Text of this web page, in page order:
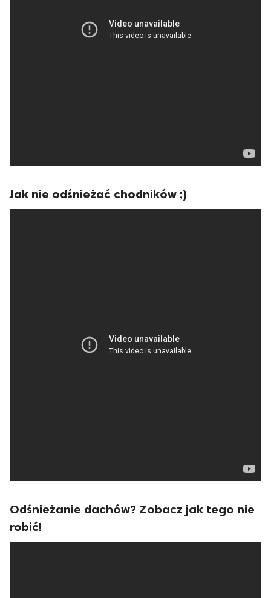
Jak nie odśnieżać chodników ;)
Odśnieżanie dachów? Zobacz jak tego nie
robić!